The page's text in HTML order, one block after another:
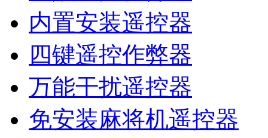
内置安装遥控器
四键遥控作弊器
万能干扰遥控器
免安装麻将机遥控器